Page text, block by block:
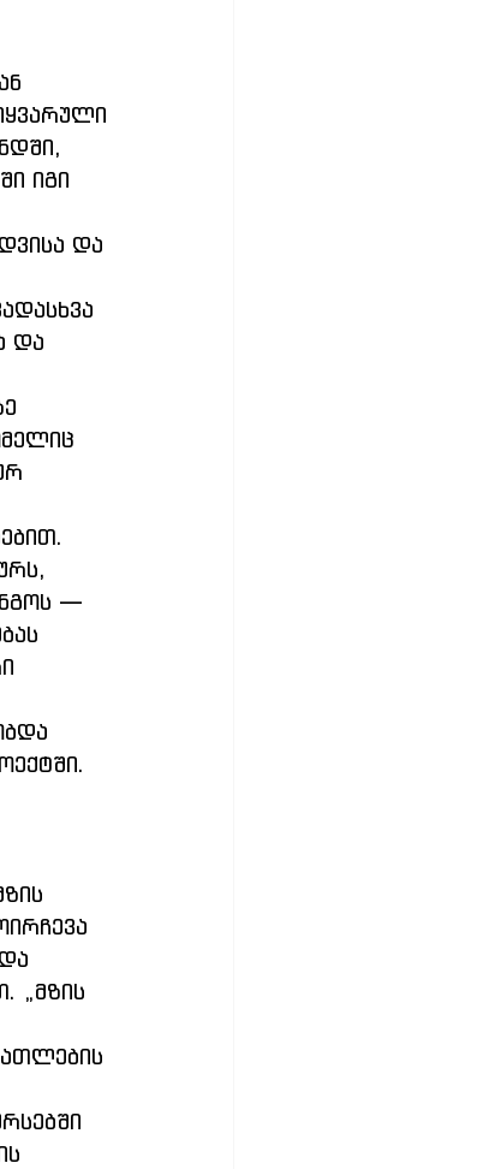
იგი
და
და
—
„მზის